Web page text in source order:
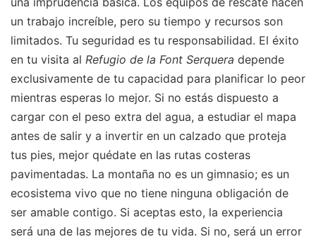
un trabajo increíble, pero su tiempo y recursos son
limitados. Tu seguridad es tu responsabilidad. El éxito
en tu visita al Refugio de la Font Serquera depende
exclusivamente de tu capacidad para planificar lo peor
mientras esperas lo mejor. Si no estás dispuesto a
cargar con el peso extra del agua, a estudiar el mapa
antes de salir y a invertir en un calzado que proteja
tus pies, mejor quédate en las rutas costeras
pavimentadas. La montaña no es un gimnasio; es un
ecosistema vivo que no tiene ninguna obligación de
ser amable contigo. Si aceptas esto, la experiencia
será una de las mejores de tu vida. Si no, será un error